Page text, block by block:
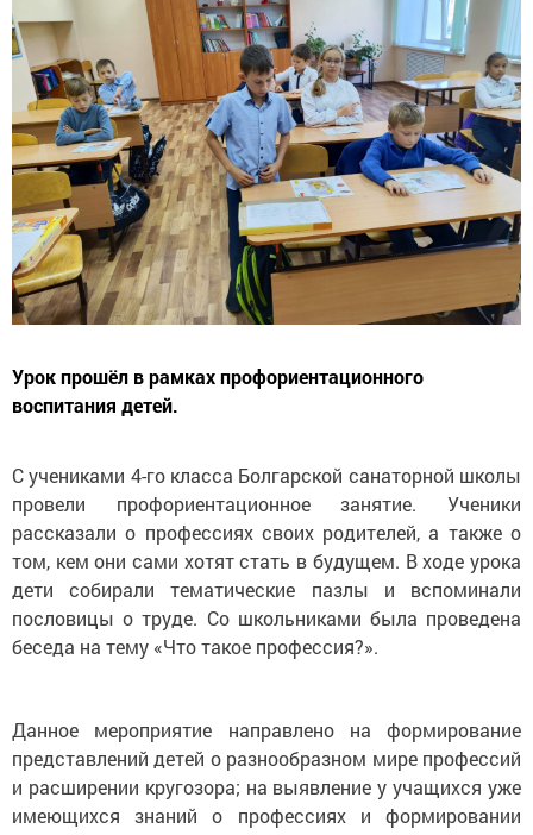
Урок прошёл в рамках профориентационного
воспитания детей.
С учениками 4-го класса Болгарской санаторной школы
провели профориентационное занятие. Ученики
рассказали о профессиях своих родителей, а также о
том, кем они сами хотят стать в будущем. В ходе урока
дети собирали тематические пазлы и вспоминали
пословицы о труде. Со школьниками была проведена
беседа на тему «Что такое профессия?».
Данное мероприятие направлено на формирование
представлений детей о разнообразном мире профессий
и расширении кругозора; на выявление у учащихся уже
имеющихся знаний о профессиях и формировании